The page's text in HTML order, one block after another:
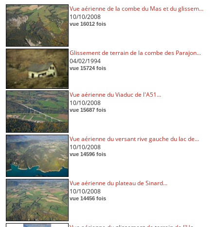
Vue aérienne de la combe du Mas et du glissem...
10/10/2008
vue 16012 fois
Glissement de terrain de la combe des Parajon...
04/02/1994
vue 15724 fois
Vue aérienne du Viaduc de l'A51...
10/10/2008
vue 15687 fois
Vue aérienne du versant rive gauche du lac de...
10/10/2008
vue 14596 fois
Vue aérienne du plateau de Sinard...
10/10/2008
vue 14456 fois